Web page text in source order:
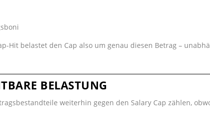
Hit belastet den Cap also um genau diesen Betrag –
BELASTUNG
weiterhin gegen den Salary Cap zählen,